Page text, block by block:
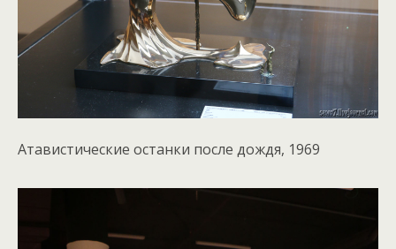
Атавистические останки после дождя, 1969